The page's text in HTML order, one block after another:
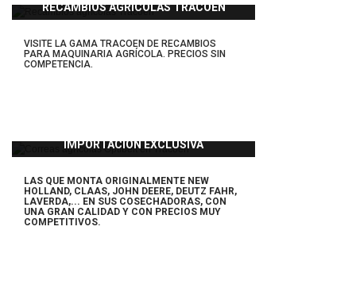
RECAMBIOS AGRÍCOLAS TRACOEN
VISITE LA GAMA TRACOEN DE RECAMBIOS
PARA MAQUINARIA AGRÍCOLA. PRECIOS SIN
COMPETENCIA.
IMPORTACIÓN EXCLUSIVA
LAS QUE MONTA ORIGINALMENTE NEW
HOLLAND, CLAAS, JOHN DEERE, DEUTZ FAHR,
LAVERDA,... EN SUS COSECHADORAS, CON
UNA GRAN CALIDAD Y CON PRECIOS MUY
COMPETITIVOS.